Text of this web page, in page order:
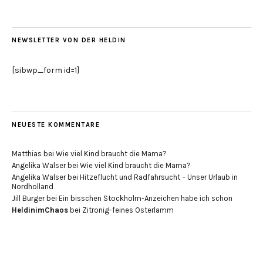
NEWSLETTER VON DER HELDIN
[sibwp_form id=1]
NEUESTE KOMMENTARE
Matthias bei Wie viel Kind braucht die Mama?
Angelika Walserbei Wie viel Kind braucht die Mama?
Angelika Walserbei Hitzeflucht und Radfahrsucht – Unser Urlaub in
Nordholland
Jill Burgerbei Ein bisschen Stockholm-Anzeichen habe ich schon
HeldinimChaos bei Zitronig-feines Osterlamm